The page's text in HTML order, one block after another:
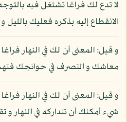
لا تدع لك فراغا تشتغل فيه
الانقطاع إليه بذكره فعليك بالليل
و قيل: المعنى أن لك في النهار
معاشك و التصرف في حوائجك
و قيل: المعنى أن لك في النهار
شيء أمكنك أن تتداركه في النهار و